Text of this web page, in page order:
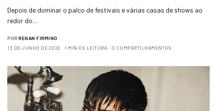
Depois de dominar o palco de festivais e várias casas de shows ao
redor do…
POR RENAN FIRMINO
13 DE JUNHO DE 2022
1 MIN DE LEITURA 0 COMPARTILHAMENTOS